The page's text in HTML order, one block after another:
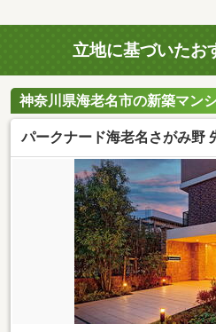
立地に基づいたお
神奈川県海老名市の新築マン
パークナード海老名さがみ野